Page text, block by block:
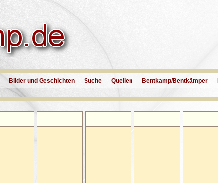
Bilder und Geschichten Suche Quellen Bentkamp/Bentkämper